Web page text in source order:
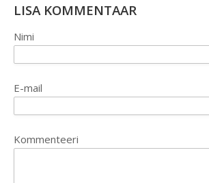
LISA KOMMENTAAR
Nimi
E-mail
Kommenteeri